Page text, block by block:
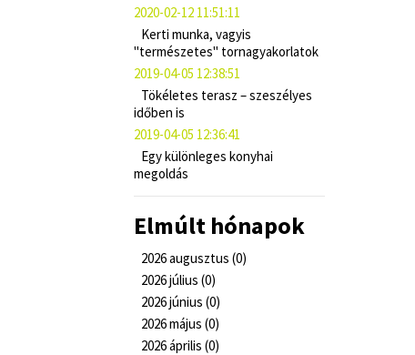
2020-02-12 11:51:11
Kerti munka, vagyis
"természetes" tornagyakorlatok
2019-04-05 12:38:51
Tökéletes terasz – szeszélyes
időben is
2019-04-05 12:36:41
Egy különleges konyhai
megoldás
Elmúlt hónapok
2026 augusztus (0)
2026 július (0)
2026 június (0)
2026 május (0)
2026 április (0)